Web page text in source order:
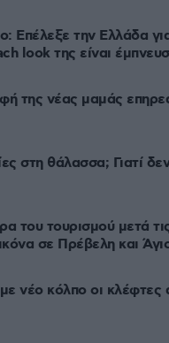
Επέλεξε την Ελλάδα
look της είναι
της νέας μαμάς
στη θάλασσα; Γιατί
του τουρισμού μετά
σε Πρέβελη και
νέο κόλπο οι κλέφτες